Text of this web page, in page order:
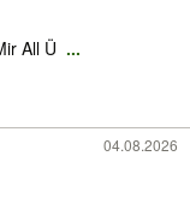
All Ü ...
04.08.2026